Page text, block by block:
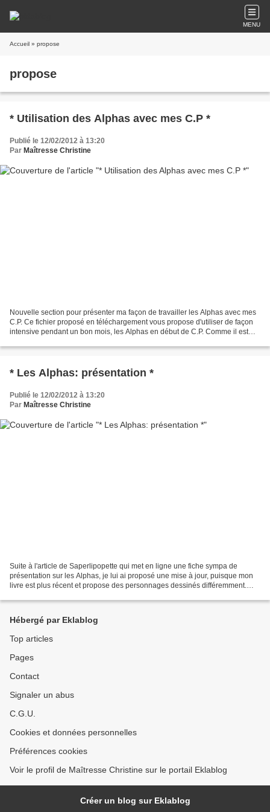
MENU
Accueil » propose
propose
* Utilisation des Alphas avec mes C.P *
Publié le 12/02/2012 à 13:20
Par Maîtresse Christine
Nouvelle section pour présenter ma façon de travailler les Alphas avec mes
C.P. Ce fichier proposé en téléchargement vous propose d'utiliser de façon
intensive pendant un bon mois, les Alphas en début de C.P. Comme il est
* Les Alphas: présentation *
Publié le 12/02/2012 à 13:20
Par Maîtresse Christine
Suite à l'article de Saperlipopette qui met en ligne une fiche sympa de
présentation sur les Alphas, je lui ai proposé une mise à jour, puisque mon
livre est plus récent et propose des personnages dessinés différemment.
Hébergé par Eklablog
Top articles
Pages
Contact
Signaler un abus
C.G.U.
Cookies et données personnelles
Préférences cookies
Voir le profil de Maîtresse Christine sur le portail Eklablog
Créer un blog sur Eklablog